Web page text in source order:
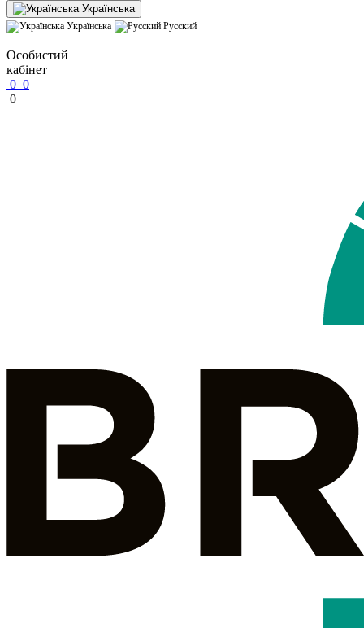
Українська
Українська Русский
Особистий
кабінет
0 0
0